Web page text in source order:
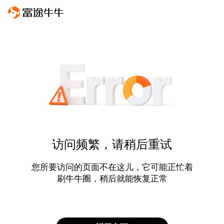
访问频繁，请稍后重试
您所要访问的页面不在这儿，它可能正忙着
刷牛牛圈，稍后就能恢复正常